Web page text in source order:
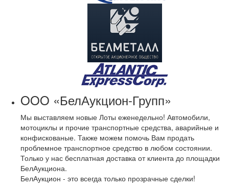
OOO «БелАукцион-Групп»
Мы выставляем новые Лоты еженедельно! Автомобили,
мотоциклы и прочие транспортные средства, аварийные и
конфискованые. Также можем помочь Вам продать
проблемное транспортное средство в любом состоянии.
Только у нас бесплатная доставка от клиента до площадки
БелАукциона.
БелАукцион - это всегда только прозрачные сделки!